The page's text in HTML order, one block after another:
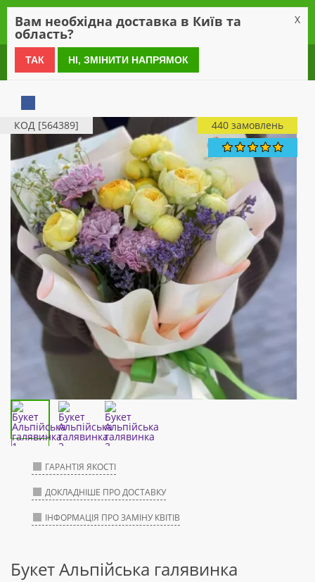
0 800 21 54 55
КОД [564389] 440 замовлень
ГАРАНТІЯ ЯКОСТІ
ДОКЛАДНІШЕ ПРО ДОСТАВКУ
ІНФОРМАЦІЯ ПРО ЗАМІНУ КВІТІВ
Букет Альпійська галявинка
Вам необхідна доставка в Київ та
область?
X
ТАК НІ, ЗМІНИТИ НАПРЯМОК